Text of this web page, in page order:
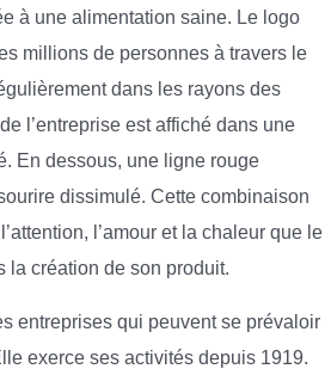
à une alimentation saine. Le logo
millions de personnes à travers le
dans les rayons des
l’entreprise est affiché dans une
En dessous, une ligne rouge
dissimulé. Cette combinaison
l’amour et la chaleur que le
la création de son produit.
entreprises qui peuvent se prévaloir
exerce ses activités depuis 1919.